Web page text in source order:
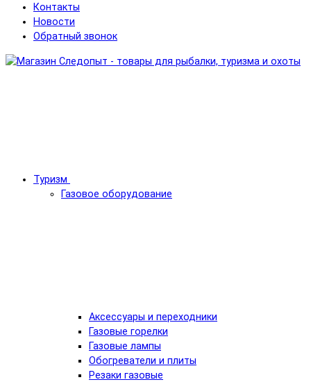
Контакты
Новости
Обратный звонок
Туризм
Газовое оборудование
Аксессуары и переходники
Газовые горелки
Газовые лампы
Обогреватели и плиты
Резаки газовые